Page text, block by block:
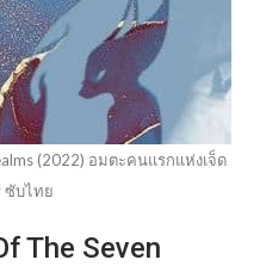
(2022) อมตะคนแรกแห่งเจ็ด
ซับไทย
The Seven